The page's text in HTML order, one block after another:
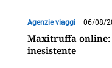
Agenzie viaggi 06/08/
Maxitruffa online:
inesistente